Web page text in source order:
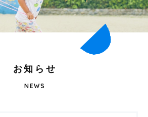
お知 ら せ
NEWS